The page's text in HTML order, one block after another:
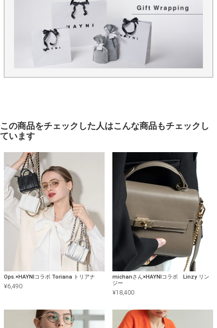
に梱包してお届けいたします。
Mサイズはこちら＞＞
この商品をチェックした人はこんな商品もチェックし
ています
Ops.×HAYNIコラボ Toriana トリアナ
¥6,490
michanさん×HAYNIコラボ Linzy リン
ジー
¥18,400